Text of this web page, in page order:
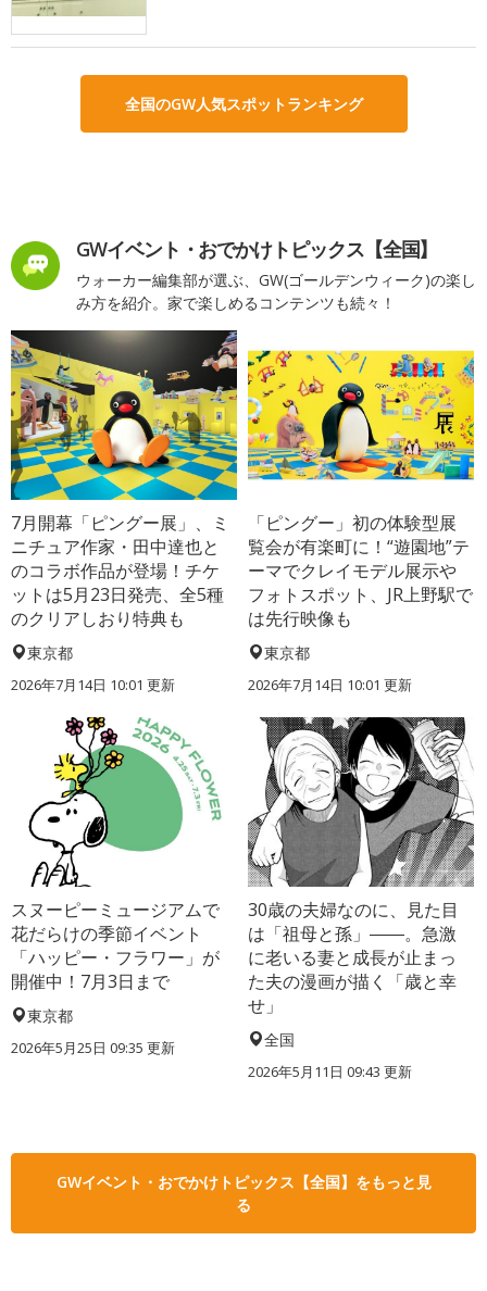
全国のGW人気スポットランキング
GWイベント・おでかけトピックス【全国】
ウォーカー編集部が選ぶ、GW(ゴールデンウィーク)の楽し
み方を紹介。家で楽しめるコンテンツも続々！
7月開幕「ピングー展」、ミ
ニチュア作家・田中達也と
のコラボ作品が登場！チケ
ットは5月23日発売、全5種
のクリアしおり特典も
東京都
2026年7月14日 10:01 更新
「ピングー」初の体験型展
覧会が有楽町に！“遊園地”テ
ーマでクレイモデル展示や
フォトスポット、JR上野駅で
は先行映像も
東京都
2026年7月14日 10:01 更新
スヌーピーミュージアムで
花だらけの季節イベント
「ハッピー・フラワー」が
開催中！7月3日まで
東京都
2026年5月25日 09:35 更新
30歳の夫婦なのに、見た目
は「祖母と孫」――。急激
に老いる妻と成長が止まっ
た夫の漫画が描く「歳と幸
せ」
全国
2026年5月11日 09:43 更新
GWイベント・おでかけトピックス【全国】をもっと見
る